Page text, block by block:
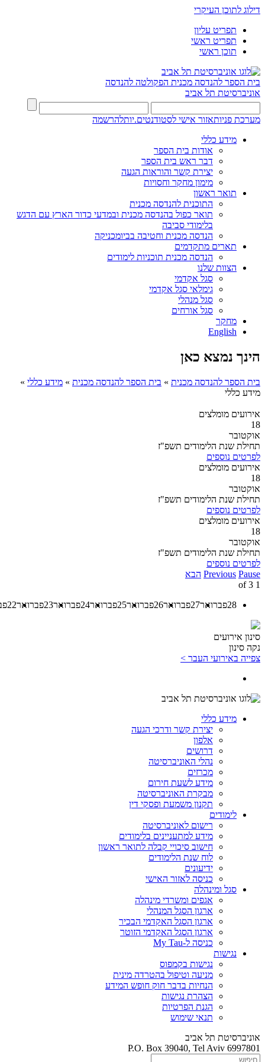
דילוג לתוכן העיקרי
תפריט עליון
תפריט ראשי
תוכן ראשי
בית הספר להנדסה מכנית הפקולטה להנדסה
אוניברסיטת תל אביב
מערכת פניותאזור אישי לסטודנטים.יותלהרשמה
מידע כללי
אודות בית הספר
דבר ראש בית הספר
יצירת קשר והוראות הגעה
מימון מחקר וחסויות
תואר ראשון
התוכנית להנדסה מכנית
תואר כפול בהנדסה מכנית ובמדעי כדור הארץ עם הדגש
בלימודי סביבה
הנדסה מכנית וחטיבה בביומכניקה
תארים מתקדמים
הנדסה מכנית תוכניות לימודים
הצוות שלנו
סגל אקדמי
גימלאי סגל אקדמי
סגל מנהלי
סגל אורחים
מחקר
English
הינך נמצא כאן
בית הספר להנדסה מכנית » בית הספר להנדסה מכנית » מידע כללי »
מידע כללי
אירועים מומלצים
18
אוקטובר
תחילת שנת הלימודים תשפ"ז
לפרטים נוספים
אירועים מומלצים
18
אוקטובר
תחילת שנת הלימודים תשפ"ז
לפרטים נוספים
אירועים מומלצים
18
אוקטובר
תחילת שנת הלימודים תשפ"ז
לפרטים נוספים
Previous Pause
הבא
1
3
28פברואר27פברואר26פברואר25פברואר24פברואר23פברואר22
סינון אירועים
נקה סינון
צפייה באירועי העבר >
מידע כללי
יצירת קשר ודרכי הגעה
אלפון
דרושים
נהלי האוניברסיטה
מכרזים
מידע לשעת חירום
מבקרת האוניברסיטה
תקנון משמעת ופסקי דין
לימודים
רישום לאוניברסיטה
מידע למתעניינים בלימודים
חישוב סיכויי קבלה לתואר ראשון
לוח שנת הלימודים
ידיעונים
כניסה לאזור האישי
סגל ומינהלה
אגפים ומשרדי מינהלה
ארגון הסגל המנהלי
ארגון הסגל האקדמי הבכיר
ארגון הסגל האקדמי הזוטר
כניסה ל-My Tau
נגישות
נגישות בקמפוס
מניעה וטיפול בהטרדה מינית
הנחיות בדבר חוק חופש המידע
הצהרת נגישות
הגנת הפרטיות
תנאי שימוש
אוניברסיטת תל אביב
P.O. Box 39040, Tel Aviv 6997801